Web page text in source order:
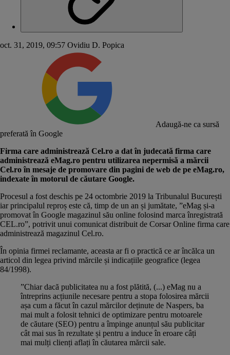
oct. 31, 2019, 09:57 Ovidiu D. Popica
Adaugă-ne ca sursă
preferată în Google
Firma care administrează Cel.ro a dat în judecată firma care
administrează eMag.ro pentru utilizarea nepermisă a mărcii
Cel.ro în mesaje de promovare din pagini de web de pe eMag.ro,
indexate în motorul de căutare Google.
Procesul a fost deschis pe 24 octombrie 2019 la Tribunalul București
iar principalul reproș este că, timp de un an și jumătate, ”eMag și-a
promovat în Google magazinul său online folosind marca înregistrată
CEL.ro”, potrivit unui comunicat distribuit de Corsar Online firma care
administrează magazinul Cel.ro.
În opinia firmei reclamante, aceasta ar fi o practică ce ar încălca un
articol din legea privind mărcile și indicațiile geografice (legea
84/1998).
”Chiar dacă publicitatea nu a fost plătită, (...) eMag nu a
întreprins acțiunile necesare pentru a stopa folosirea mărcii
așa cum a făcut în cazul mărcilor deținute de Naspers, ba
mai mult a folosit tehnici de optimizare pentru motoarele
de căutare (SEO) pentru a împinge anunțul său publicitar
cât mai sus în rezultate și pentru a induce în eroare câți
mai mulți clienți aflați în căutarea mărcii sale.